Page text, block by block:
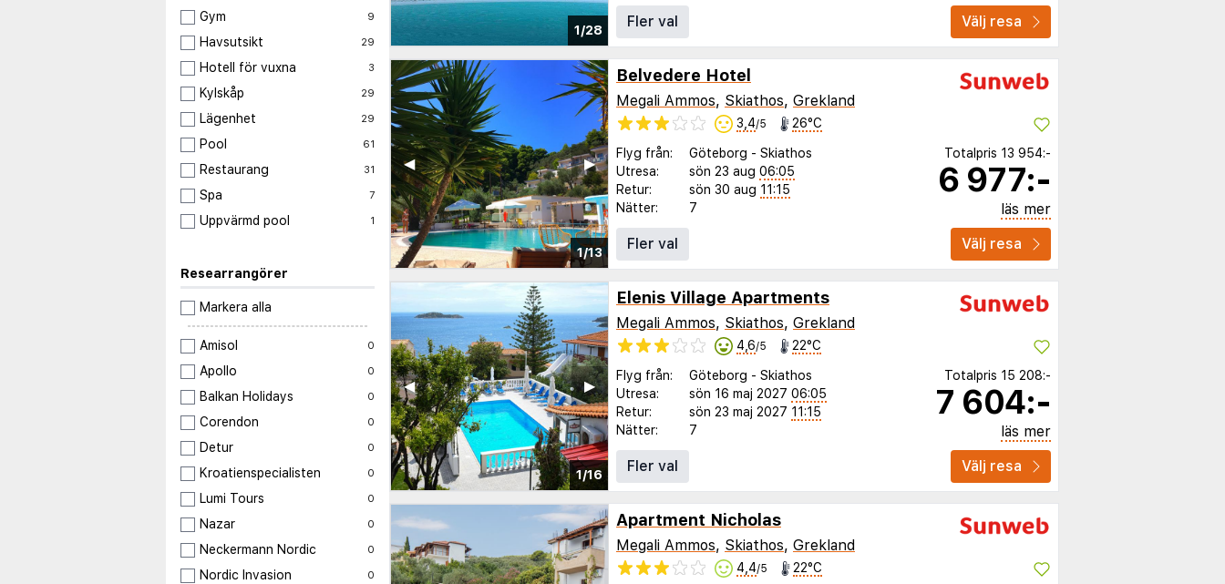
Gym 9
Havsutsikt 29
Hotell för vuxna 3
Kylskåp 29
Lägenhet 29
Pool 61
Restaurang 31
Spa 7
Uppvärmd pool 1
Researrangörer
Markera alla
Amisol 0
Apollo 0
Balkan Holidays 0
Corendon 0
Detur 0
Kroatienspecialisten 0
Lumi Tours 0
Nazar 0
Neckermann Nordic 0
Nordic Invasion 0
1/28
Fler val
Välj resa
1/13
▶︎
◀︎
Belvedere Hotel
Megali Ammos, Skiathos, Grekland
3,4/5 26°C
Flyg från: Göteborg - Skiathos
Utresa:
sön 23 aug 06:05
Retur:
sön 30 aug 11:15
Nätter:
7
Totalpris 13 954:-
6 977:-
läs mer
Fler val
Välj resa
1/16
▶︎
◀︎
Elenis Village Apartments
Megali Ammos, Skiathos, Grekland
4,6/5 22°C
Flyg från: Göteborg - Skiathos
Utresa:
sön 16 maj 2027 06:05
Retur:
sön 23 maj 2027 11:15
Nätter:
7
Totalpris 15 208:-
7 604:-
läs mer
Fler val
Välj resa
Apartment Nicholas
Megali Ammos, Skiathos, Grekland
4,4/5 22°C